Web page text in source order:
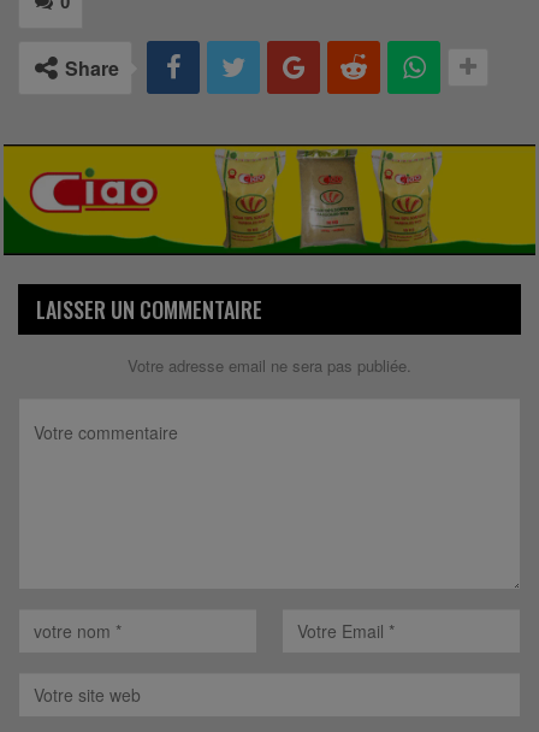
Share
LAISSER UN COMMENTAIRE
Votre adresse email ne sera pas publiée.